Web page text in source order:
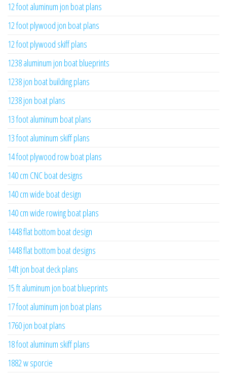
12 foot aluminum jon boat plans
12 foot plywood jon boat plans
12 foot plywood skiff plans
1238 aluminum jon boat blueprints
1238 jon boat building plans
1238 jon boat plans
13 foot aluminum boat plans
13 foot aluminum skiff plans
14 foot plywood row boat plans
140 cm CNC boat designs
140 cm wide boat design
140 cm wide rowing boat plans
1448 flat bottom boat design
1448 flat bottom boat designs
14ft jon boat deck plans
15 ft aluminum jon boat blueprints
17 foot aluminum jon boat plans
1760 jon boat plans
18 foot aluminum skiff plans
1882 w sporcie